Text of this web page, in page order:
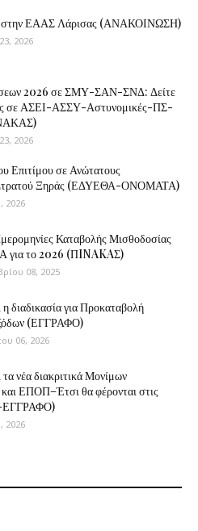
στην ΕΑΑΣ Λάρισας (ΑΝΑΚΟΙΝΩΣΗ)
2026
2026 σε ΣΜΥ-ΣΑΝ-ΣΝΔ: Δείτε
σε ΑΣΕΙ-ΑΣΣΥ-Αστυνομικές-ΠΣ-
2026
Επιτίμου σε Ανώτατους
Στρατού Ξηράς (ΕΔΥΕΘΑ-ΟΝΟΜΑΤΑ)
2026
Καταβολής Μισθοδοσίας
για το 2026 (ΠINAKAΣ)
08, 2025
διαδικασία για Προκαταβολή
(ΕΓΓΡΑΦΟ)
06, 2026
νέα διακριτικά Μονίμων
ΕΠΟΠ–Έτσι θα φέρονται στις
ΕΓΓΡΑΦΟ)
2026